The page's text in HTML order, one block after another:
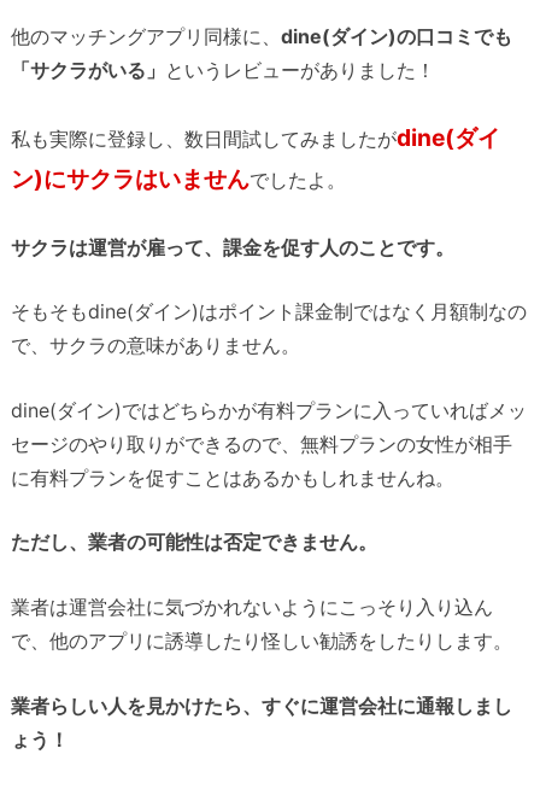
他のマッチングアプリ同様に、 dine(ダイン)の口コミでも
「サクラがいる」 というレビューがありました！
私も実際に登録し、数日間試してみましたがdine(ダイ
ン)にサクラはいませんでしたよ。
サクラは運営が雇って、課金を促す人のことです。
そもそもdine(ダイン)はポイント課金制ではなく月額制なの
で、サクラの意味がありません。
dine(ダイン)ではどちらかが有料プランに入っていればメッ
セージのやり取りができるので、無料プランの女性が相手
に有料プランを促すことはあるかもしれませんね。
ただし、業者の可能性は否定できません。
業者は運営会社に気づかれないようにこっそり入り込ん
で、他のアプリに誘導したり怪しい勧誘をしたりします。
業者らしい人を見かけたら、すぐに運営会社に通報しまし
ょう！